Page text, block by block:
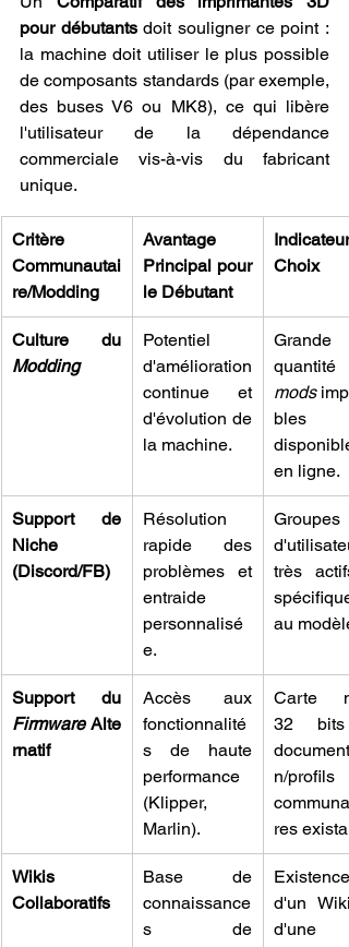
pour débutants doit souligner ce point :
la machine doit utiliser le plus possible
de composants standards (par exemple,
des buses V6 ou MK8), ce qui libère
l'utilisateur de la dépendance
commerciale vis-à-vis du fabricant
unique.
Critère
Communautai
re/Modding
Avantage
Principal pour
le Débutant
Choix
Modding
Potentiel
d'amélioration
continue et
d'évolution de
la machine.
Grande
mods
bles
en ligne.
Support de
Niche
(Discord/FB)
Résolution
rapide des
problèmes et
entraide
personnalisé
e.
Groupes
très
au modèle.
Firmware Alte
rnatif
Accès aux
fonctionnalité
s de haute
performance
(Klipper,
Marlin).
Carte
32
n/profils
res
Wikis
Collaboratifs
Base de
connaissance
s de
Existence
d'un
d'une